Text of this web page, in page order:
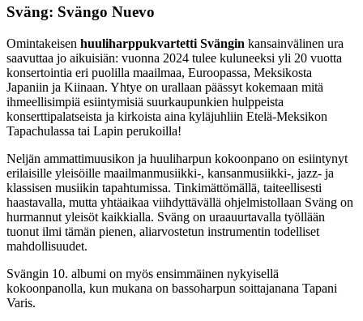
Sväng: Svängo Nuevo
Omintakeisen huuliharppukvartetti Svängin kansainvälinen ura
saavuttaa jo aikuisiän: vuonna 2024 tulee kuluneeksi yli 20 vuotta
konsertointia eri puolilla maailmaa, Euroopassa, Meksikosta
Japaniin ja Kiinaan. Yhtye on urallaan päässyt kokemaan mitä
ihmeellisimpiä esiintymisiä suurkaupunkien hulppeista
konserttipalatseista ja kirkoista aina kyläjuhliin Etelä-Meksikon
Tapachulassa tai Lapin perukoilla!
Neljän ammattimuusikon ja huuliharpun kokoonpano on esiintynyt
erilaisille yleisöille maailmanmusiikki-, kansanmusiikki-, jazz- ja
klassisen musiikin tapahtumissa. Tinkimättömällä, taiteellisesti
haastavalla, mutta yhtäaikaa viihdyttävällä ohjelmistollaan Sväng on
hurmannut yleisöt kaikkialla. Sväng on uraauurtavalla työllään
tuonut ilmi tämän pienen, aliarvostetun instrumentin todelliset
mahdollisuudet.
Svängin 10. albumi on myös ensimmäinen nykyisellä
kokoonpanolla, kun mukana on bassoharpun soittajanana Tapani
Varis.